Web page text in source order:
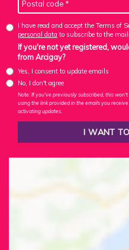
I have read and accept the Terms of
personal data to subscribe to the
If you're not yet registered,
from Arcigay?
Yes, I consent to update emails
No, I don't agree
Note: If you've previously subscribed, this
using the link provided in the emails you
activating updates.